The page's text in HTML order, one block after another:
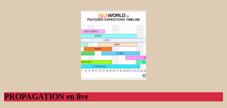
PROPAGATION en live